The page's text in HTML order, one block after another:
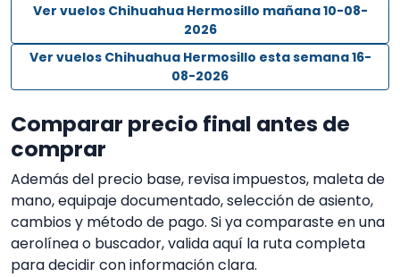
Ver vuelos Chihuahua Hermosillo mañana 10-08-
2026
Ver vuelos Chihuahua Hermosillo esta semana 16-
08-2026
Comparar precio final antes de
comprar
Además del precio base, revisa impuestos, maleta de
mano, equipaje documentado, selección de asiento,
cambios y método de pago. Si ya comparaste en una
aerolínea o buscador, valida aquí la ruta completa
para decidir con información clara.